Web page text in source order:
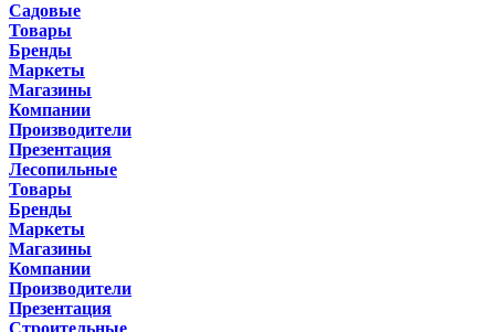
Садовые
Товары
Бренды
Маркеты
Магазины
Компании
Производители
Презентация
Лесопильные
Товары
Бренды
Маркеты
Магазины
Компании
Производители
Презентация
Строительные